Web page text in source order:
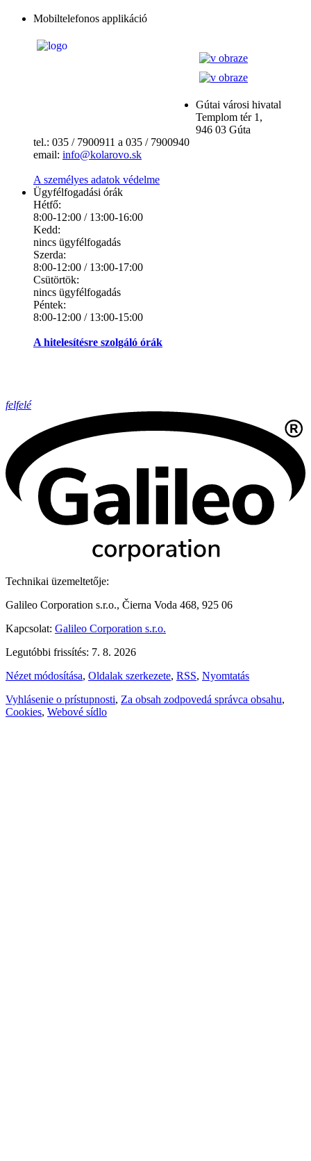
Mobiltelefonos applikáció
Gútai városi hivatal
Templom tér 1,
946 03 Gúta
tel.: 035 / 7900911 a 035 / 7900940
email: info@kolarovo.sk
A személyes adatok védelme
Ügyfélfogadási órák
Hétfő:
8:00-12:00 / 13:00-16:00
Kedd:
nincs ügyfélfogadás
Szerda:
8:00-12:00 / 13:00-17:00
Csütörtök:
nincs ügyfélfogadás
Péntek:
8:00-12:00 / 13:00-15:00
A hitelesítésre szolgáló órák
felfelé
Technikai üzemeltetője:
Galileo Corporation s.r.o., Čierna Voda 468, 925 06
Kapcsolat: Galileo Corporation s.r.o.
Legutóbbi frissítés: 7. 8. 2026
Nézet módosítása, Oldalak szerkezete, RSS, Nyomtatás
Vyhlásenie o prístupnosti, Za obsah zodpovedá správca obsahu,
Cookies, Webové sídlo